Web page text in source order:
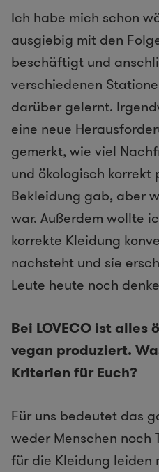
Ich habe mich schon
ausgiebig mit den
beschäftigt und
verschiedenen
darüber gelernt.
eine neue
gemerkt, wie viel
und ökologisch korrekt
Bekleidung gab, aber
war. Außerdem wollte
korrekte Kleidung
nachsteht und sie
Leute heute noch
Bei LOVECO ist
vegan produziert.
Kriterien für Euch?
Für uns bedeutet das
weder Menschen noch
für die Kleidung leiden